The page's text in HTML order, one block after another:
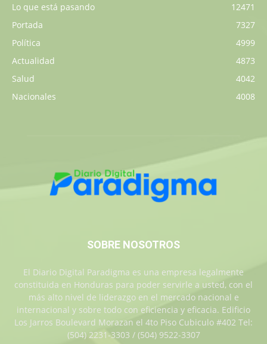
Lo que está pasando
12471
Portada
7327
Política
4999
Actualidad
4873
Salud
4042
Nacionales
4008
SOBRE NOSOTROS
El Diario Digital Paradigma es una empresa legalmente
constituida en Honduras para poder servirle a usted, con el
más alto nivel de liderazgo en el mercado nacional e
internacional y sobre todo con eficiencia y eficacia. Edificio
Los Jarros Boulevard Morazan el 4to Piso Cubiculo #402 Tel:
(504) 2231-3303 / (504) 9522-3307